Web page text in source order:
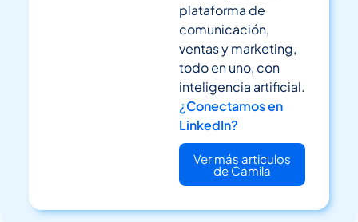
plataforma de
comunicación,
ventas y marketing,
todo en uno, con
inteligencia artificial.
¿Conectamos en
LinkedIn?
Ver más articulos
de Camila